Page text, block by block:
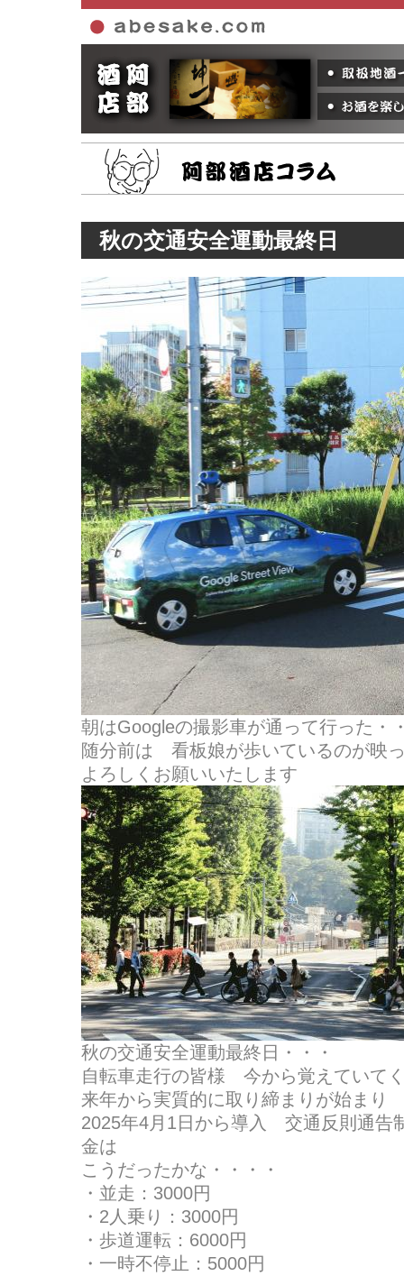
秋の交通安全運動最終日
朝はGoogleの撮影車が通って行った・
随分前は 看板娘が歩いているのが映
よろしくお願いいたします
秋の交通安全運動最終日・・・
自転車走行の皆様 今から覚えていて
来年から実質的に取り締まりが始まり
2025年4月1日から導入 交通反則通告
金は
こうだったかな・・・・
・並走：3000円
・2人乗り：3000円
・歩道運転：6000円
・一時不停止：5000円